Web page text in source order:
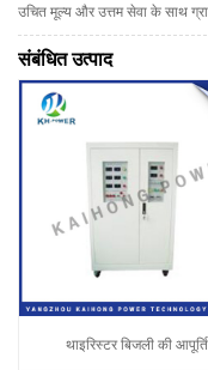
उचित मूल्य और उत्तम सेवा के साथ
संबंधित उत्पाद
थाइरिस्टर बिजली की आपूर्ति